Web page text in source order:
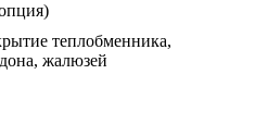
теплобменника,
жалюзей